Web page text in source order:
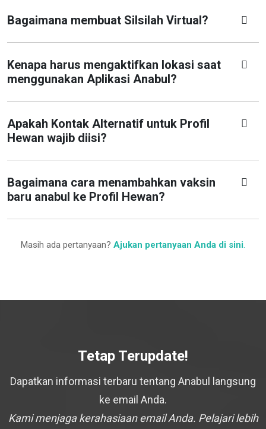
Bagaimana membuat Silsilah Virtual?
Kenapa harus mengaktifkan lokasi saat
menggunakan Aplikasi Anabul?
Apakah Kontak Alternatif untuk Profil
Hewan wajib diisi?
Bagaimana cara menambahkan vaksin
baru anabul ke Profil Hewan?
Masih ada pertanyaan? Ajukan pertanyaan Anda di sini.
Tetap Terupdate!
Dapatkan informasi terbaru tentang Anabul langsung
ke email Anda.
Kami menjaga kerahasiaan email Anda. Pelajari lebih